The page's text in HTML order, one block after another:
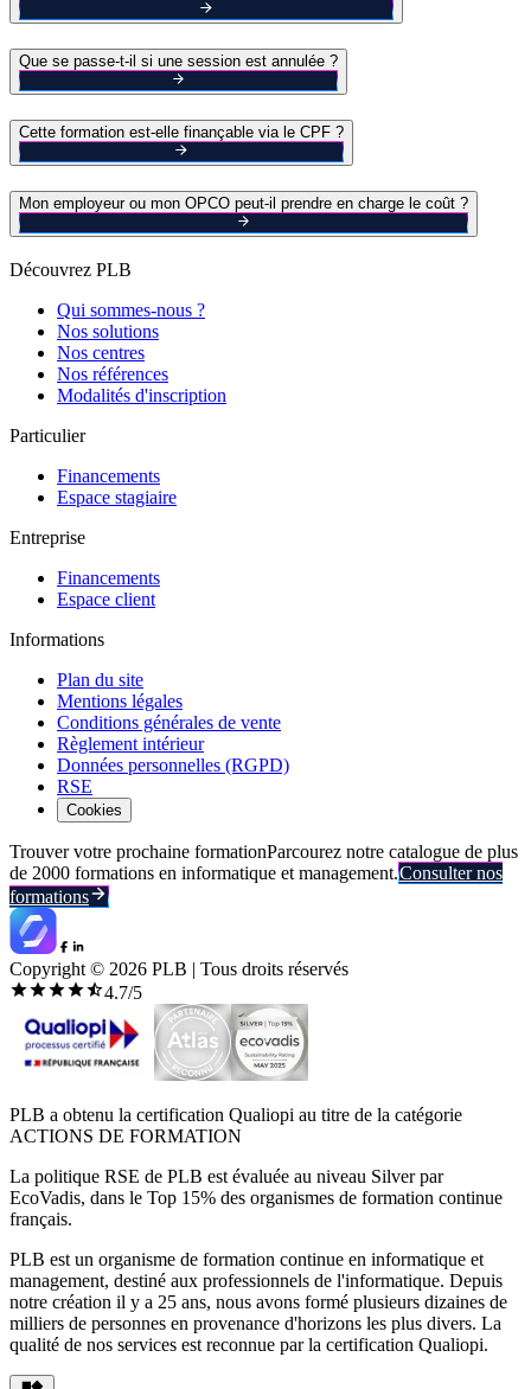
Que se passe-t-il si une session est annulée ?
Cette formation est-elle finançable via le CPF ?
Mon employeur ou mon OPCO peut-il prendre en charge le coût ?
Découvrez PLB
Qui sommes-nous ?
Nos solutions
Nos centres
Nos références
Modalités d'inscription
Particulier
Financements
Espace stagiaire
Entreprise
Financements
Espace client
Informations
Plan du site
Mentions légales
Conditions générales de vente
Règlement intérieur
Données personnelles (RGPD)
RSE
Cookies
Trouver votre prochaine formationParcourez notre catalogue de plus
de 2000 formations en informatique et management.Consulter nos
formations
Copyright © 2026 PLB | Tous droits réservés
4.7/5
PLB a obtenu la certification Qualiopi au titre de la catégorie
ACTIONS DE FORMATION
La politique RSE de PLB est évaluée au niveau Silver par
EcoVadis, dans le Top 15% des organismes de formation continue
français.
PLB est un organisme de formation continue en informatique et
management, destiné aux professionnels de l'informatique. Depuis
notre création il y a 25 ans, nous avons formé plusieurs dizaines de
milliers de personnes en provenance d'horizons les plus divers. La
qualité de nos services est reconnue par la certification Qualiopi.